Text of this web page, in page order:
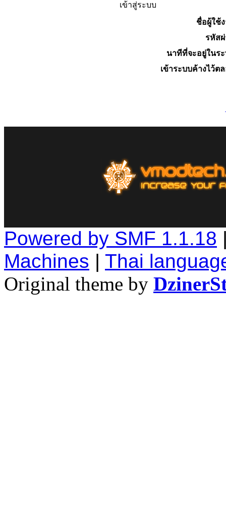
เข้าสู่ระบบ
ชื่อผู้ใช้
รหัส
นาทีที่จะอยู่ในร
เข้าระบบค้างไว้ต
Powered by SMF 1.1.18
Machines | Thai
Original theme by